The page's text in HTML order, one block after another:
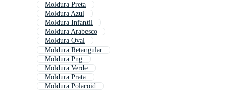
Moldura Preta
Moldura Azul
Moldura Infantil
Moldura Arabesco
Moldura Oval
Moldura Retangular
Moldura Png
Moldura Verde
Moldura Prata
Moldura Polaroid